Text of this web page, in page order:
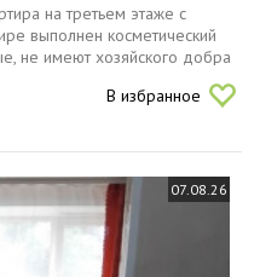
на третьем этаже с
выполнен косметический
не имеют хозяйского добра
на разные стороны с
В избранное
07.08.26